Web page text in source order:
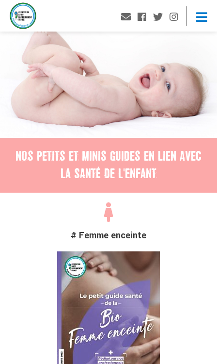
NOS PETITS ET MINIS GUIDES EN LIEN AVEC
LA SANTÉ DE L'ENFANT
# Femme enceinte